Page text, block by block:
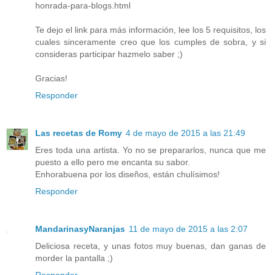
honrada-para-blogs.html
Te dejo el link para más información, lee los 5 requisitos, los
cuales sinceramente creo que los cumples de sobra, y si
consideras participar hazmelo saber ;)
Gracias!
Responder
Las recetas de Romy 4 de mayo de 2015 a las 21:49
Eres toda una artista. Yo no se prepararlos, nunca que me
puesto a ello pero me encanta su sabor.
Enhorabuena por los diseños, están chulísimos!
Responder
MandarinasyNaranjas 11 de mayo de 2015 a las 2:07
Deliciosa receta, y unas fotos muy buenas, dan ganas de
morder la pantalla ;)